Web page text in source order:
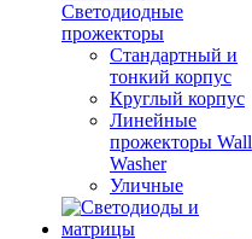
Светодиодные
прожекторы
Стандартный и
тонкий корпус
Круглый корпус
Линейные
прожекторы Wall
Washer
Уличные